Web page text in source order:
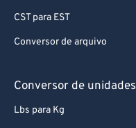
CST para EST
Conversor de arquivo
Conversor de unidades
Lbs para Kg